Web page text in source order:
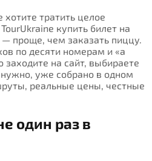
тратить целое
купить билет на
проще, чем заказать пиццу.
по десяти номерам и «а
заходите на сайт, выбираете
уже собрано в одном
реальные цены, честные
один раз в